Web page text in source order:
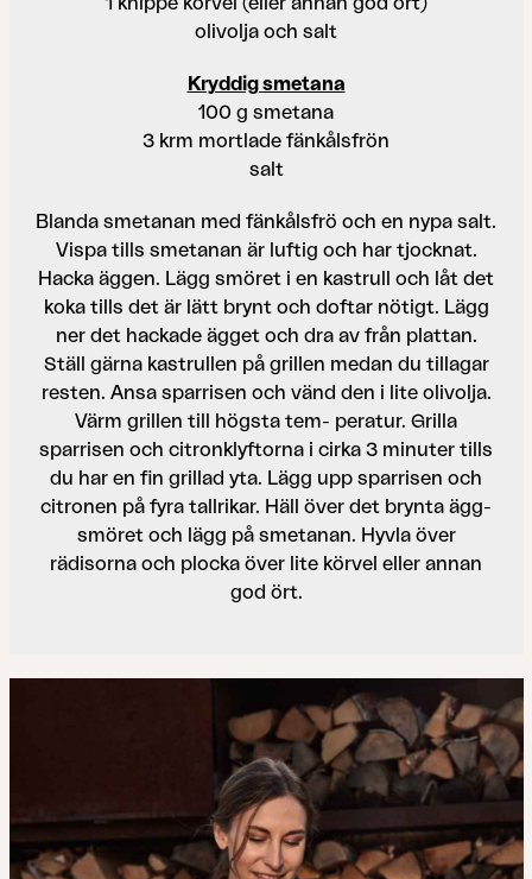
olivolja och salt
Kryddig smetana
100 g smetana
3 krm mortlade fänkålsfrön
salt
Blanda smetanan med fänkålsfrö och en nypa salt.
Vispa tills smetanan är luftig och har tjocknat.
Hacka äggen. Lägg smöret i en kastrull och låt det
koka tills det är lätt brynt och doftar nötigt. Lägg
ner det hackade ägget och dra av från plattan.
Ställ gärna kastrullen på grillen medan du tillagar
resten. Ansa sparrisen och vänd den i lite olivolja.
Värm grillen till högsta tem- peratur. Grilla
sparrisen och citronklyftorna i cirka 3 minuter tills
du har en fin grillad yta. Lägg upp sparrisen och
citronen på fyra tallrikar. Häll över det brynta ägg-
smöret och lägg på smetanan. Hyvla över
rädisorna och plocka över lite körvel eller annan
god ört.